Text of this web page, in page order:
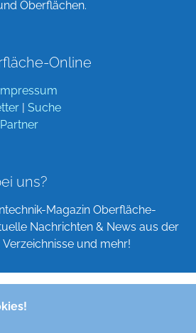
Oberflächen.
Online
Impressum
Suche
Partner
uns?
Magazin Oberfläche-
Nachrichten & News aus der
und mehr!